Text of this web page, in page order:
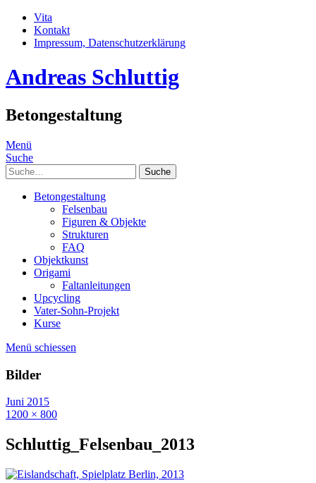
Vita
Kontakt
Impressum, Datenschutzerklärung
Andreas Schluttig
Betongestaltung
Menü
Suche
Suche
Betongestaltung
Felsenbau
Figuren & Objekte
Strukturen
FAQ
Objektkunst
Origami
Faltanleitungen
Upcycling
Vater-Sohn-Projekt
Kurse
Menü schiessen
Bilder
Juni 2015
1200 × 800
Schluttig_Felsenbau_2013